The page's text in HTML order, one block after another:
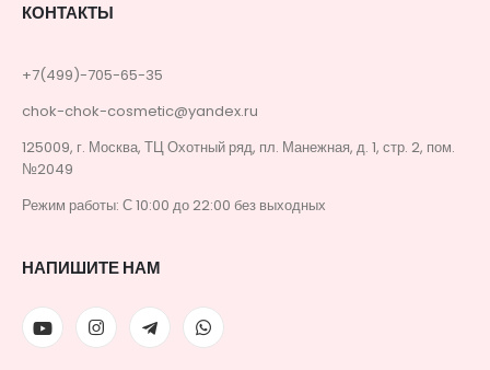
КОНТАКТЫ
+7(499)-705-65-35
chok-chok-cosmetic@yandex.ru
125009, г. Москва, ТЦ Охотный ряд, пл. Манежная, д. 1, стр. 2, пом.
№2049
Режим работы: С 10:00 до 22:00 без выходных
НАПИШИТЕ НАМ